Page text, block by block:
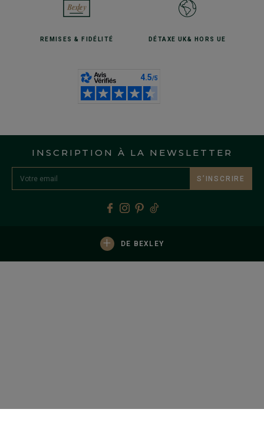
REMISES& FIDÉLITÉ DÉTAXE UK& HORS UE
INSCRIPTION À LA NEWSLETTER
S’INSCRIRE
+ DE BEXLEY